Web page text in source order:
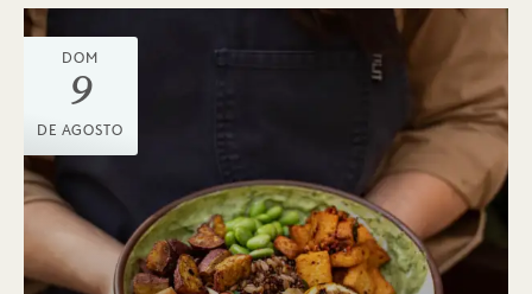
DOM
9
DE AGOSTO